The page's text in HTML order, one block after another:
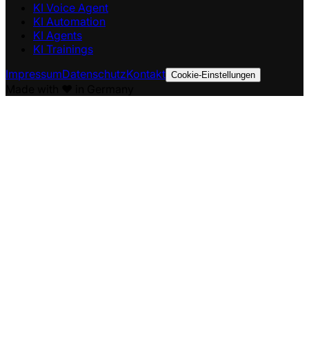
KI Voice Agent
KI Automation
KI Agents
KI Trainings
ImpressumDatenschutzKontakt Cookie-Einstellungen